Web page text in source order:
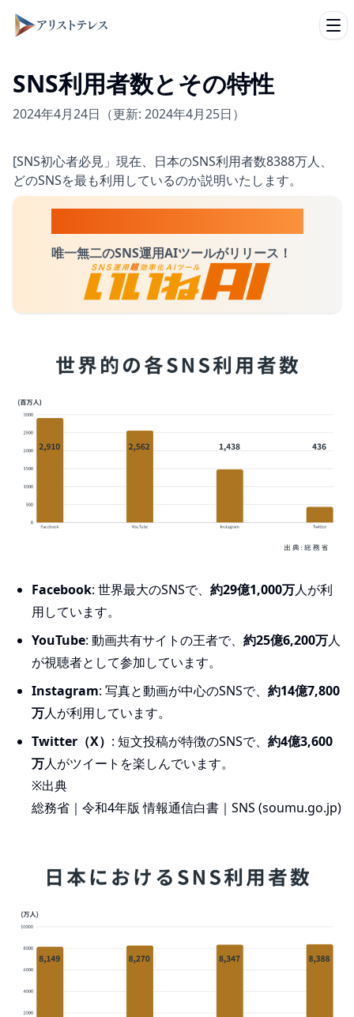
SNS利用者数とその特性
2024年4月24日 （更新: 2024年4月25日）
[SNS初心者必見」現在、日本のSNS利用者数8388万人、
どのSNSを最も利用しているのか説明いたします。
唯一無二のSNS運用AIツールがリリース！
Facebook: 世界最大のSNSで、 約29億1,000万人が利
用しています。
YouTube: 動画共有サイトの王者で、 約25億6,200万人
が視聴者として参加しています。
Instagram: 写真と動画が中心のSNSで、 約14億7,800
万人が利用しています。
Twitter（X） : 短文投稿が特徴のSNSで、 約4億3,600
万人がツイートを楽しんでいます。
※出典
総務省｜令和4年版 情報通信白書｜SNS (soumu.go.jp)